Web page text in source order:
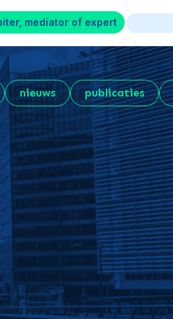
mediator of expert
nieuws publicaties